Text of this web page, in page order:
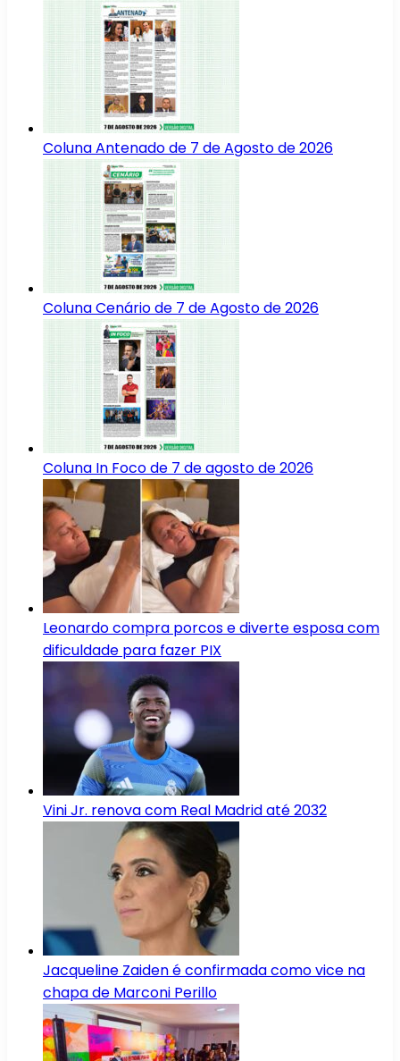
Coluna Antenado de 7 de Agosto de 2026
Coluna Cenário de 7 de Agosto de 2026
Coluna In Foco de 7 de agosto de 2026
Leonardo compra porcos e diverte esposa com
dificuldade para fazer PIX
Vini Jr. renova com Real Madrid até 2032
Jacqueline Zaiden é confirmada como vice na
chapa de Marconi Perillo